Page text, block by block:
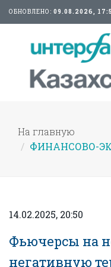
ОБНОВЛЕНО: 09.08.2026,
На главную
ФИНАНСОВО-
14.02.2025, 20:50
Фьючерсы на
негативную